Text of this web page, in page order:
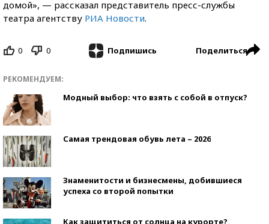
домой», — рассказал представитель пресс-службы
театра агентству РИА Новости.
0 0 Подпишись Поделиться
РЕКОМЕНДУЕМ:
Модный выбор: что взять с собой в отпуск?
Самая трендовая обувь лета – 2026
Знаменитости и бизнесмены, добившиеся
успеха со второй попытки
Как защититься от солнца на курорте?